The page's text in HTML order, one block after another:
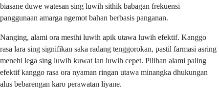
biasane duwe watesan sing luwih sithik babagan frekuensi
panggunaan amarga ngemot bahan berbasis panganan.
Nanging, alami ora mesthi luwih apik utawa luwih efektif. Kanggo
rasa lara sing signifikan saka radang tenggorokan, pastil farmasi asring
menehi lega sing luwih kuwat lan luwih cepet. Pilihan alami paling
efektif kanggo rasa ora nyaman ringan utawa minangka dhukungan
alus bebarengan karo perawatan liyane.